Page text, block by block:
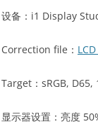
设备：i1 Display
Correction file：
Target：sRGB, D65,
显示器设置：亮度